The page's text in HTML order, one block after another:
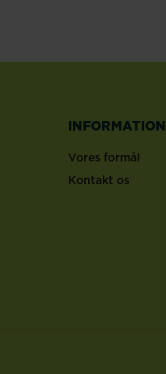
INFORMATION
Vores formål
Kontakt os